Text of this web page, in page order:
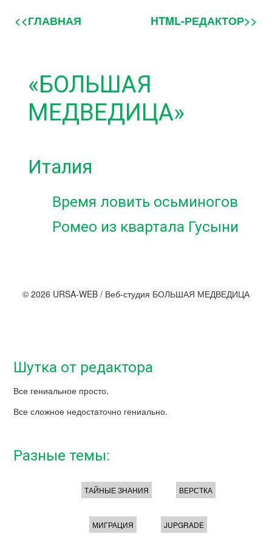
<<ГЛАВНАЯ HTML-РЕДАКТОР>>
«БОЛЬШАЯ
МЕДВЕДИЦА»
Италия
Время ловить осьминогов
Ромео из квартала Гусыни
© 2026 URSA-WEB / Веб-студия БОЛЬШАЯ МЕДВЕДИЦА
Шутка от редактора
Все гениальное просто.
Все сложное недостаточно гениально.
Разные темы:
ТАЙНЫЕ ЗНАНИЯ ВЕРСТКА
МИГРАЦИЯ JUPGRADE